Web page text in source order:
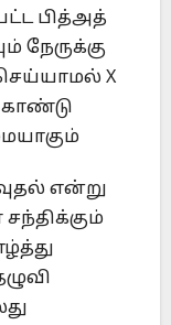
பித்அத்
நேருக்கு
X
என்று